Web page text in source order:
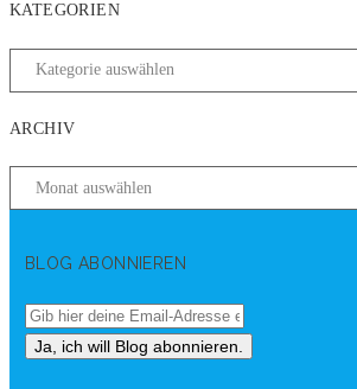
KATEGORIEN
ARCHIV
BLOG ABONNIEREN